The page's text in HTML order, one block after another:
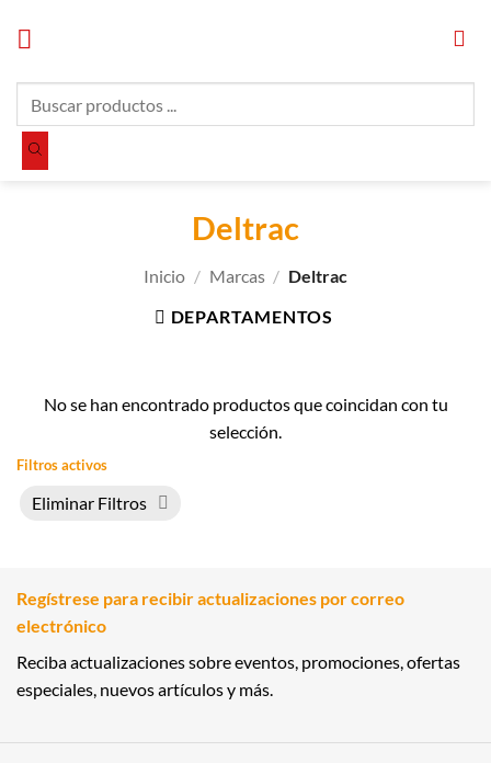
productos
Deltrac
Inicio / Marcas / Deltrac
DEPARTAMENTOS
No se han encontrado productos que coincidan con tu
selección.
Filtros activos
Eliminar Filtros
Regístrese para recibir actualizaciones por correo
electrónico
Reciba actualizaciones sobre eventos, promociones, ofertas
especiales, nuevos artículos y más.